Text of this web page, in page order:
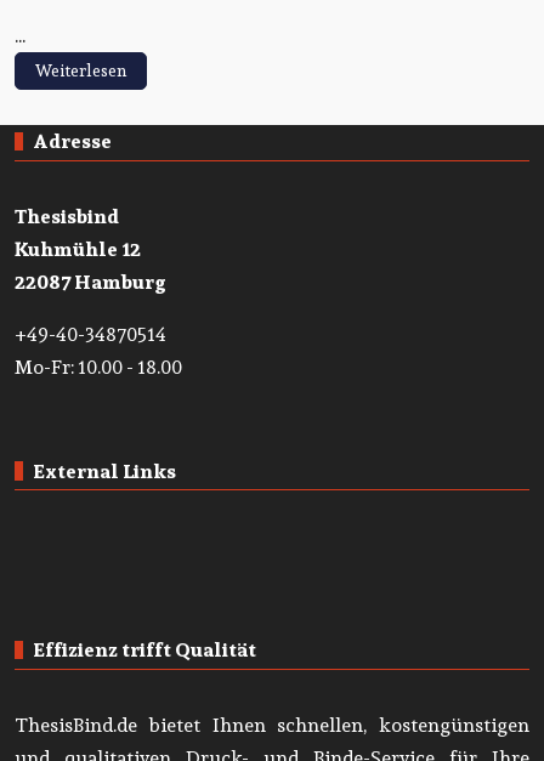
...
Weiterlesen
Adresse
Thesisbind
Kuhmühle 12
22087 Hamburg
+49-40-34870514
Mo-Fr: 10.00 - 18.00
External Links
Effizienz trifft Qualität
ThesisBind.de bietet Ihnen schnellen, kostengünstigen